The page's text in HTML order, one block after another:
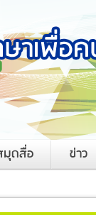
ดสื่อ ข่าว